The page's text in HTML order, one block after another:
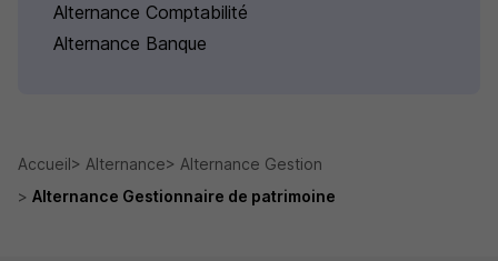
Alternance Comptabilité
Alternance Banque
Accueil Alternance
Alternance Gestion
Alternance Gestionnaire de patrimoine